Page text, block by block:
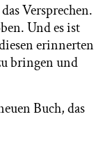
Versprechen.
Und es ist
erinnerten
bringen und
Buch, das